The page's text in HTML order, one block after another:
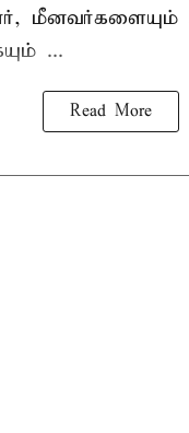
...
Read More